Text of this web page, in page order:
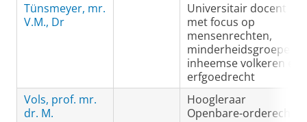
Tünsmeyer, mr.
V.M., Dr
Universitair docent
met focus op
mensenrechten,
minderheidsgroepen,
inheemse volkeren en
erfgoedrecht
Vols, prof. mr.
dr. M.
Hoogleraar
Openbare-orderecht